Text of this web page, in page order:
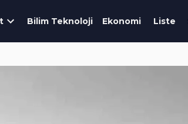
Bilim Teknoloji Ekonomi Liste